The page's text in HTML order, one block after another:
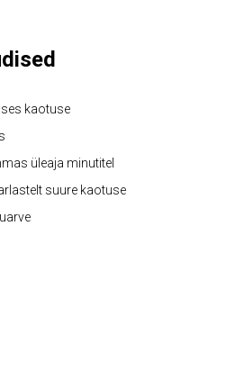
kaotuse
üleaja minutitel
suure kaotuse